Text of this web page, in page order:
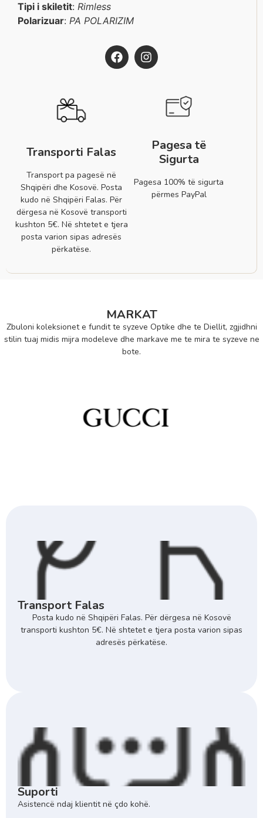
Tipi i skiletit: Rimless
Polarizuar: PA POLARIZIM
Transporti Falas
Transport pa pagesë në
Shqipëri dhe Kosovë. Posta
kudo në Shqipëri Falas. Për
dërgesa në Kosovë transporti
kushton 5€. Në shtetet e tjera
posta varion sipas adresës
përkatëse.
Pagesa të
Sigurta
Pagesa 100% të sigurta
përmes PayPal
MARKAT
Zbuloni koleksionet e fundit te syzeve Optike dhe te Diellit, zgjidhni
stilin tuaj midis mijra modeleve dhe markave me te mira te syzeve ne
bote.
Transport Falas
Posta kudo në Shqipëri Falas. Për dërgesa në Kosovë
transporti kushton 5€. Në shtetet e tjera posta varion sipas
adresës përkatëse.
Suporti
Asistencë ndaj klientit në çdo kohë.